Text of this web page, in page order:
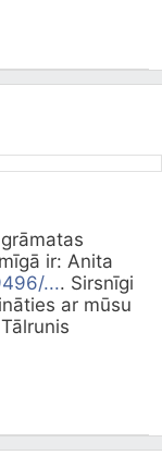
ir: Anita
.... Sirsnīgi
ar mūsu